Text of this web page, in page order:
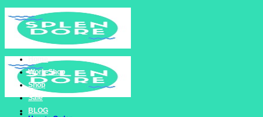
Skip
to
content
Work-Shop
Shop
Sale
BLOG